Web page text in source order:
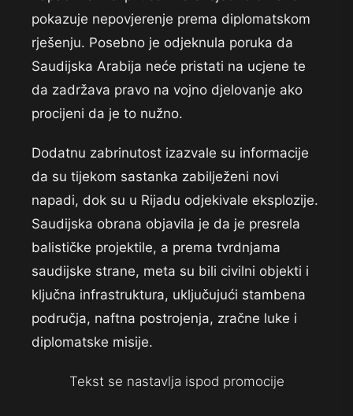
pokazuje nepovjerenje prema diplomatskom
rješenju. Posebno je odjeknula poruka da
Saudijska Arabija neće pristati na ucjene te
da zadržava pravo na vojno djelovanje ako
procijeni da je to nužno.
Dodatnu zabrinutost izazvale su informacije
da su tijekom sastanka zabilježeni novi
napadi, dok su u Rijadu odjekivale eksplozije.
Saudijska obrana objavila je da je presrela
balističke projektile, a prema tvrdnjama
saudijske strane, meta su bili civilni objekti i
ključna infrastruktura, uključujući stambena
područja, naftna postrojenja, zračne luke i
diplomatske misije.
Tekst se nastavlja ispod promocije